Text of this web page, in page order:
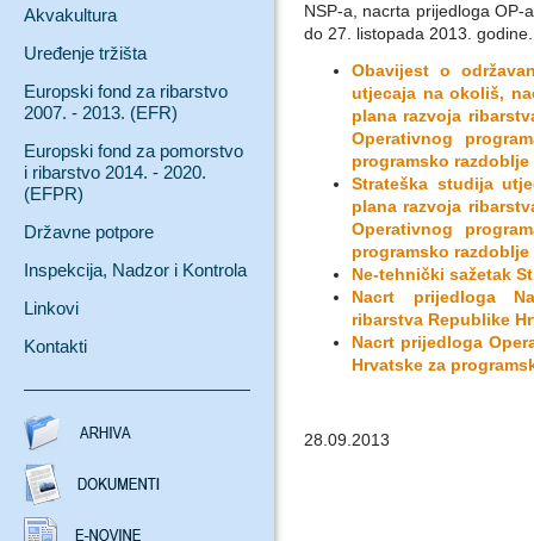
Akvakultura
Uređenje tržišta
Europski fond za ribarstvo
2007. - 2013. (EFR)
Europski fond za pomorstvo
i ribarstvo 2014. - 2020.
(EFPR)
Državne potpore
Inspekcija, Nadzor i Kontrola
Linkovi
Kontakti
NSP-a, nacrta prijedloga
do 27. listopada 2013. godine.
Obavijest o
utjecaja na okoliš,
plana razvoja
Operativnog
programsko razdoblje
Strateška studija
plana razvoja
Operativnog
programsko razdoblje
Ne-tehnički sažetak
Nacrt prijedloga
ribarstva Republike
Nacrt prijedloga
Hrvatske za
28.09.2013